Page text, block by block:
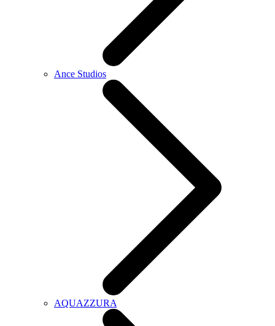
Ance Studios
AQUAZZURA